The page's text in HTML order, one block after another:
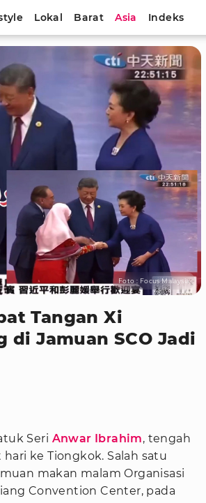
Lokal Barat Asia Indeks
Foto : Focus Malaysia
Tangan Xi
di Jamuan SCO Jadi
Seri Anwar Ibrahim, tengah
ke Tiongkok. Salah satu
makan malam Organisasi
Convention Center, pada